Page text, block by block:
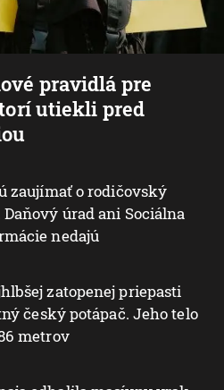
pravidlá pre
utiekli pred
zaujímať o rodičovský
úrad ani Sociálna
nedajú
zatopenej priepasti
český potápač. Jeho telo
metrov